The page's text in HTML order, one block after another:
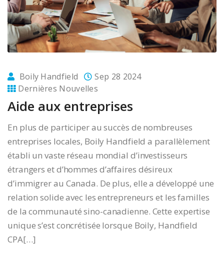
Boily Handfield
Sep 28 2024
Dernières Nouvelles
Aide aux entreprises
En plus de participer au succès de nombreuses
entreprises locales, Boily Handfield a parallèlement
établi un vaste réseau mondial d’investisseurs
étrangers et d’hommes d’affaires désireux
d’immigrer au Canada. De plus, elle a développé une
relation solide avec les entrepreneurs et les familles
de la communauté sino-canadienne. Cette expertise
unique s’est concrétisée lorsque Boily, Handfield
CPA[…]